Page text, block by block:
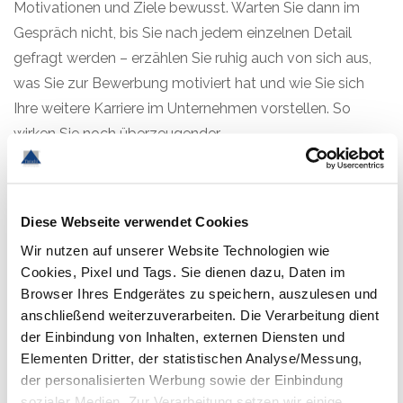
Diese Webseite verwendet Cookies
Wir nutzen auf unserer Website Technologien wie
Cookies, Pixel und Tags. Sie dienen dazu, Daten im
Browser Ihres Endgerätes zu speichern, auszulesen und
anschließend weiterzuverarbeiten. Die Verarbeitung dient
der Einbindung von Inhalten, externen Diensten und
Elementen Dritter, der statistischen Analyse/Messung,
der personalisierten Werbung sowie der Einbindung
SHARE
Motivationen und Ziele bewusst. Warten Sie dann im
Gespräch nicht, bis Sie nach jedem einzelnen Detail
gefragt werden – erzählen Sie ruhig auch von sich aus,
was Sie zur Bewerbung motiviert hat und wie Sie sich
Ihre weitere Karriere im Unternehmen vorstellen. So
wirken Sie noch überzeugender.